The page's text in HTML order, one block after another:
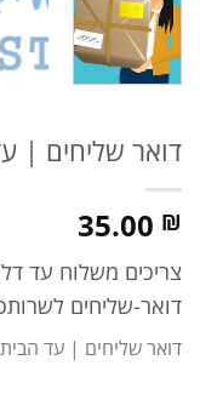
דואר שליחים |
35.00 ₪
צריכים משלוח עד
דואר-שליחים
דואר שליחים | עד